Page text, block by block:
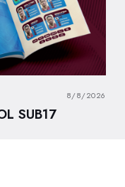
8/8/2026
SUB17